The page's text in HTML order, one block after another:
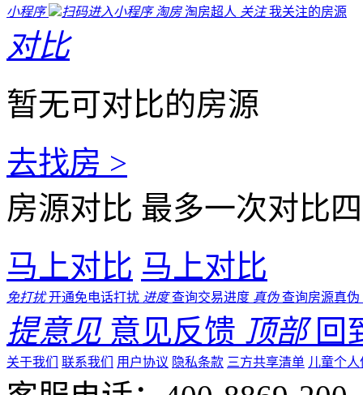
小程序
扫码进入小程序 淘房 淘房超人 关注 我关注的房源
对比
暂无可对比的房源
去找房 >
房源对比 最多一次对比
马上对比 马上对比
免打扰 开通免电话打扰 进度 查询交易进度 真伪 查询房源真伪
提意见 意见反馈 顶部 回
关于我们 联系我们 用户协议 隐私条款 三方共享清单 儿童个